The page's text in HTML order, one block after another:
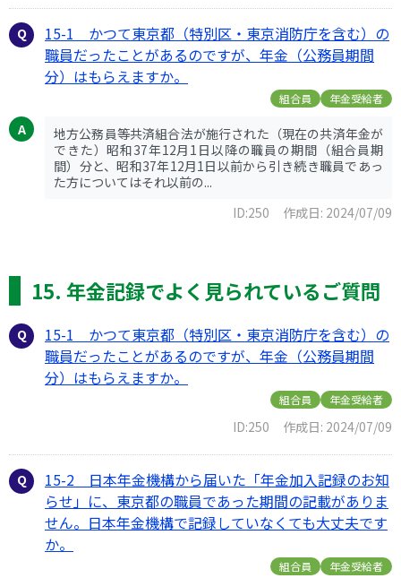
15-1 かつて東京都（特別区・東京消防庁を含む）の
職員だったことがあるのですが、年金（公務員期間
分）はもらえますか。
組合員 年金受給者
地方公務員等共済組合法が施行された（現在の共済年金が
できた）昭和37年12月1日以降の職員の期間（組合員期
間）分と、昭和37年12月1日以前から引き続き職員であっ
た方についてはそれ以前の...
ID:250
作成日: 2024/07/09
15. 年金記録でよく見られているご質問
15-1 かつて東京都（特別区・東京消防庁を含む）の
職員だったことがあるのですが、年金（公務員期間
分）はもらえますか。
組合員 年金受給者
ID:250 作成日: 2024/07/09
15-2 日本年金機構から届いた「年金加入記録のお知
らせ」に、東京都の職員であった期間の記載がありま
せん。日本年金機構で記録していなくても大丈夫です
か。
組合員 年金受給者